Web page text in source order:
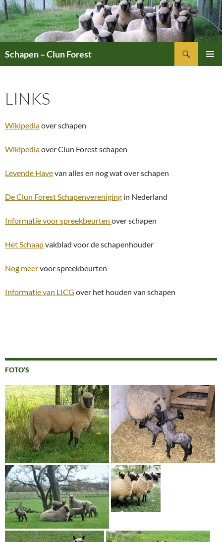
Ga
naar
de
inhoud
Schapen – Clun Forest
LINKS
Wikipediaover schapen
Wikipediaover Clun Forest schapen
Levende Havevan alles en nog wat over schapen
De Clun Forest Schapenvereniging in Nederland
Informatie voor spreekbeurten over schapen
Het Schaapvakblad voor de schapenhouder
Nog meervoor spreekbeurten
Informatie van LICG over het houden van schapen
FOTO’S